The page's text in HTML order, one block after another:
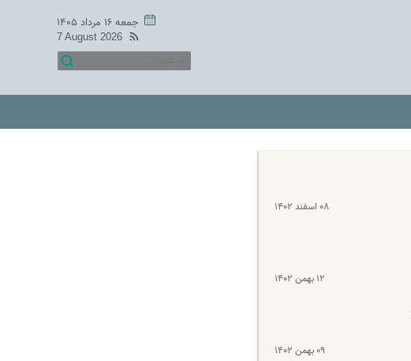
جمعه ۱۶ مرداد ۱۴۰۵
7 August 2026
۰۸ اسفند ۱۴۰۲
۱۲ بهمن ۱۴۰۲
۰۹ بهمن ۱۴۰۲